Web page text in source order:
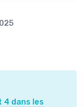
4 dans les